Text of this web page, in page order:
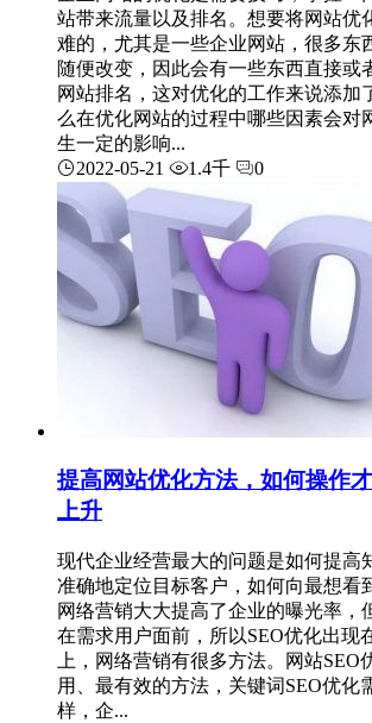
站带来流量以及排名。想要将网站优
难的，尤其是一些企业网站，很多东
随便改变，因此会有一些东西直接或
网站排名，这对优化的工作来说添加
么在优化网站的过程中哪些因素会对
生一定的影响...
2022-05-21
1.4千 0
提高网站优化方法，如何操作
上升
现代企业经营最大的问题是如何提高
准确地定位目标客户，如何向最想看
网络营销大大提高了企业的曝光率，
在需求用户面前，所以SEO优化出现
上，网络营销有很多方法。网站SEO
用、最有效的方法，关键词SEO优化
样，企...